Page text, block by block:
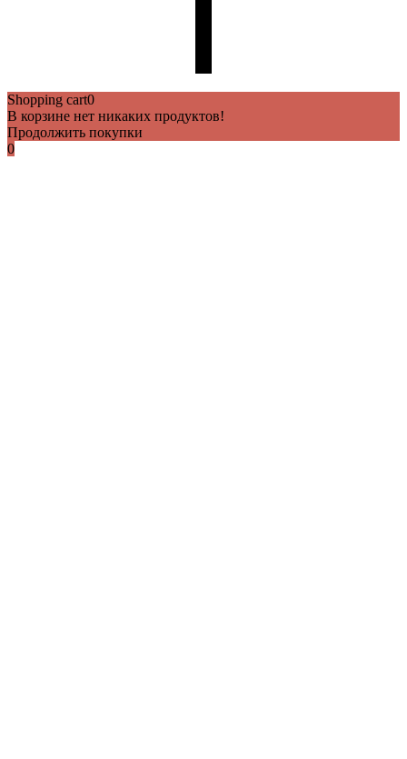
Shopping cart0
В корзине нет никаких продуктов!
Продолжить покупки
0